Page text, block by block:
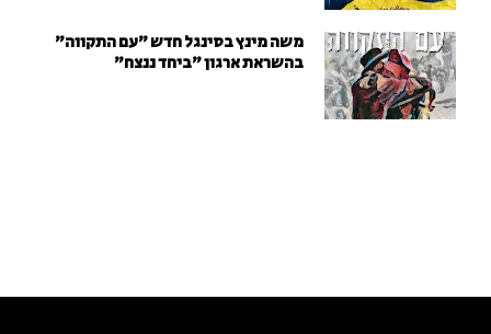
משה מינץ בסינגל חדש ״עם התקווה״
בהשראת ארגון "ביחד ננצח"